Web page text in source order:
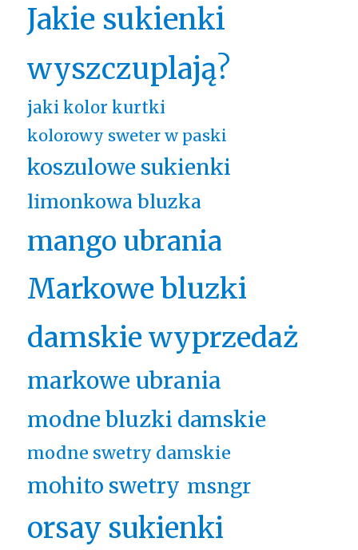
Jakie sukienki
wyszczuplają?
jaki kolor kurtki
kolorowy sweter w paski
koszulowe sukienki
limonkowa bluzka
mango ubrania
Markowe bluzki
damskie wyprzedaż
markowe ubrania
modne bluzki damskie
modne swetry damskie
mohito swetry msngr
orsay sukienki